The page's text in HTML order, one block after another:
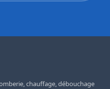
chauffage, débouchage